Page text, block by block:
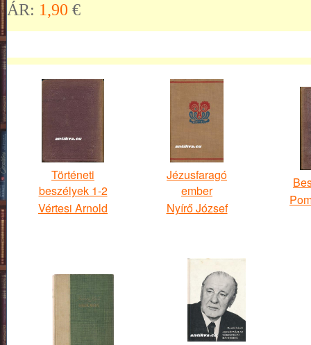
ÁR: 1,90 €
Történeti
beszélyek 1-2
Vértesi Arnold
Jézusfaragó
ember
Nyírő József